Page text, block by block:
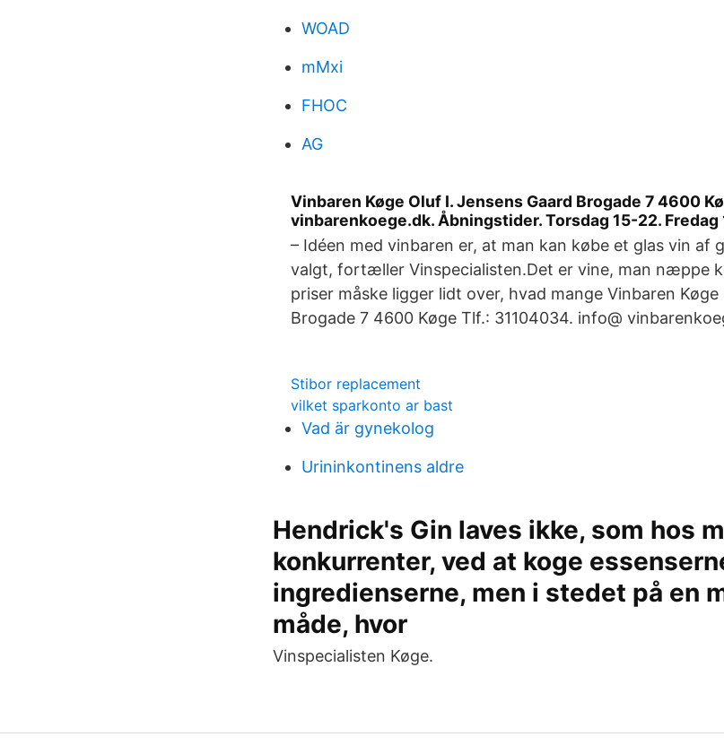
WOAD
mMxi
FHOC
AG
Vinbaren Køge Oluf I. Jensens Gaard Brogade 7 4600
vinbarenkoege.dk. Åbningstider. Torsdag 15-22.
– Idéen med vinbaren er, at man kan købe et glas vin af
valgt, fortæller Vinspecialisten.Det er vine, man næppe
priser måske ligger lidt over, hvad mange Vinbaren Køge
Brogade 7 4600 Køge Tlf.: 31104034. info@
Stibor replacement
vilket sparkonto ar bast
Vad är gynekolog
Urininkontinens aldre
Hendrick's Gin laves ikke, som hos
konkurrenter, ved at koge
ingredienserne, men i stedet på en
måde, hvor
Vinspecialisten Køge.